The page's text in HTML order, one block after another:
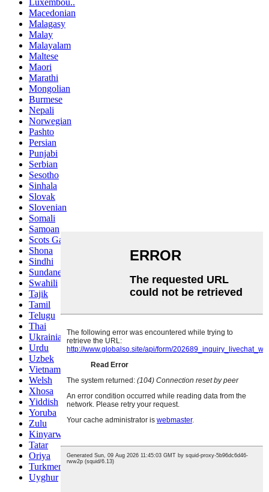
Luxembou..
Macedonian
Malagasy
Malay
Malayalam
Maltese
Maori
Marathi
Mongolian
Burmese
Nepali
Norwegian
Pashto
Persian
Punjabi
Serbian
Sesotho
Sinhala
Slovak
Slovenian
Somali
Samoan
Scots Gaelic
Shona
Sindhi
Sundanese
Swahili
Tajik
Tamil
Telugu
Thai
Ukrainian
Urdu
Uzbek
Vietnamese
Welsh
Xhosa
Yiddish
Yoruba
Zulu
Kinyarwanda
Tatar
Oriya
Turkmen
Uyghur